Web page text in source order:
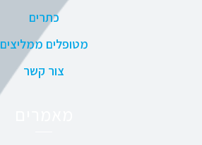
כתרים
מטופלים ממליצים
צור קשר